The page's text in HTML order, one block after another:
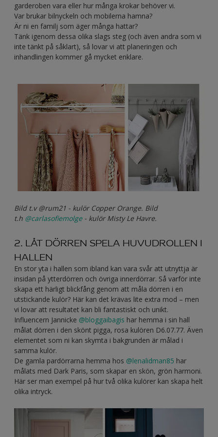
garderoben vara eller hur många krokar behöver vi.
Var brukar bilnyckeln och mobilerna hamna?
Är ni en familj som äger många hattar?
Tänk igenom dessa olika slags steg (och även andra som vi
inte tänkt på såklart), så lovar vi att planeringen och
inhandlingen kommer gå mycket enklare.
Bild t.v @rum21 - kulör Copper Orange. Bild
t.h @carlasofiemolge- kulör Misty Le Havre.
2. LÅT DÖRREN SPELA HUVUDROLLEN I
HALLEN
En stor yta i hallen som ibland kan vara svår att utnyttja är
insidan på ytterdörren och övriga innerdörrar. Så varför inte
skapa ett härligt blickfång genom att måla dörren i en
utstickande kulör? Här kan det krävas lite extra mod – men
vi lovar att resultatet kan bli fantastiskt och unikt.
Influencern Jannicke @bloggaibagis har hemma i sin hall
målat dörren i den skönt pigga, rosa kulören D6.07.77. Även
elementet som ni kan skymta i bakgrunden är målad i
samma kulör.
De gamla pardörrarna hemma hos @lenalidman85 har
målats med Dark Paris, som skapar en skön, grön harmoni.
Här ser man exempel på hur två olika kulörer kan skapa helt
olika intryck.